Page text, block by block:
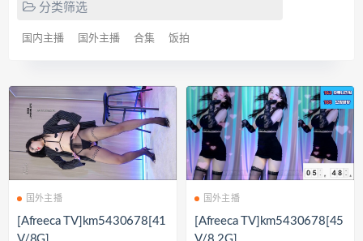
分类筛选
国内主播 国外主播 合集 饭拍
国外主播
[Afreeca TV]km5430678[41
国外主播
[Afreeca TV]km5430678[45